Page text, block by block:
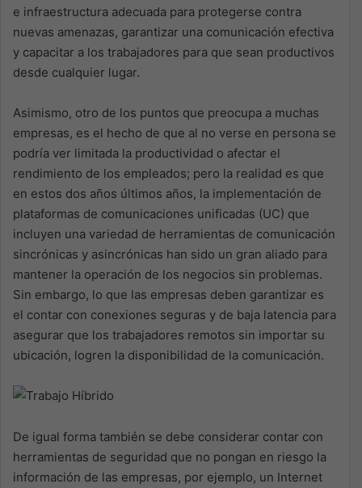
e infraestructura adecuada para protegerse contra
nuevas amenazas, garantizar una comunicación efectiva
y capacitar a los trabajadores para que sean productivos
desde cualquier lugar.
Asimismo, otro de los puntos que preocupa a muchas
empresas, es el hecho de que al no verse en persona se
podría ver limitada la productividad o afectar el
rendimiento de los empleados; pero la realidad es que
en estos dos años últimos años, la implementación de
plataformas de comunicaciones unificadas (UC) que
incluyen una variedad de herramientas de comunicación
sincrónicas y asincrónicas han sido un gran aliado para
mantener la operación de los negocios sin problemas.
Sin embargo, lo que las empresas deben garantizar es
el contar con conexiones seguras y de baja latencia para
asegurar que los trabajadores remotos sin importar su
ubicación, logren la disponibilidad de la comunicación.
De igual forma también se debe considerar contar con
herramientas de seguridad que no pongan en riesgo la
información de las empresas, por ejemplo, un Internet